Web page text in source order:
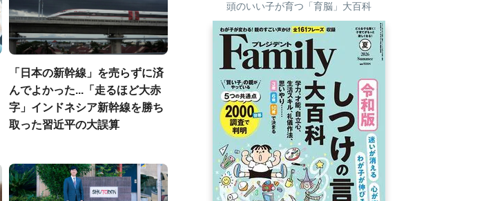
「日本の新幹線」を売らずに済
んでよかった...「走るほど大赤
字」インドネシア新幹線を勝ち
取った習近平の大誤算
頭のいい子が育つ「育脳」大百科